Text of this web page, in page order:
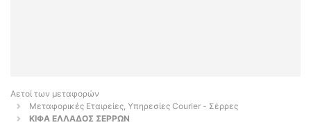
Αετοί των μεταφορών
Μεταφορικές Εταιρείες, Υπηρεσίες Courier - Σέρρες
ΚΙΦΑ ΕΛΛΑΔΟΣ ΣΕΡΡΩΝ